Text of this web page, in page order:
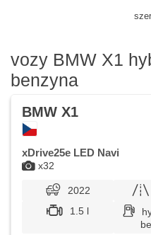
vozy BMW X1
benzyna
x32
BMW X1
xDrive25e LED Navi
2022
1.5 l